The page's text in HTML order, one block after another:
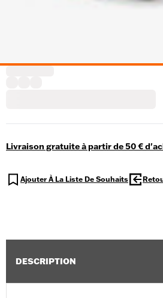
Livraison gratuite à partir de 50 €
Ajouter À La Liste De Souhaits
DESCRIPTION